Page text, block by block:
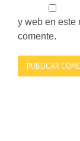
y web en este
comente.